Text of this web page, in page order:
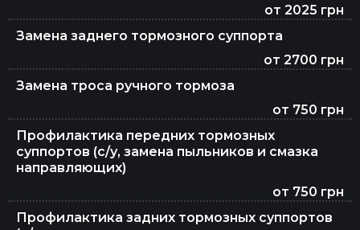
от 2025 грн
Замена заднего тормозного суппорта
от 2700 грн
Замена троса ручного тормоза
от 750 грн
Профилактика передних тормозных
суппортов (с/у, замена пыльников и смазка
направляющих)
от 750 грн
Профилактика задних тормозных суппортов